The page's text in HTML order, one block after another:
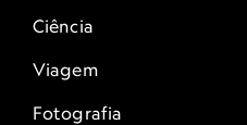
Ciência
Viagem
Fotografia